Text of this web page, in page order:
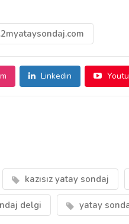
Linkedin
kazısız yatay sondaj
delgi yatay